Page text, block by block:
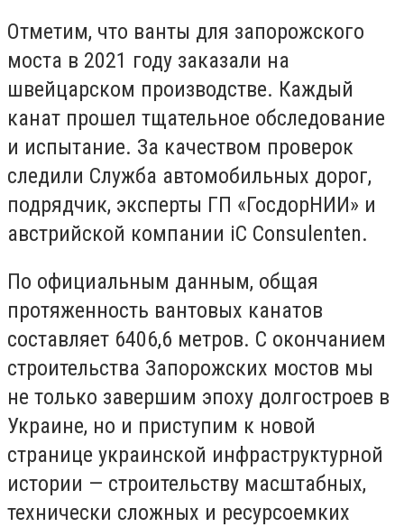
Отметим, что ванты для запорожского
моста в 2021 году заказали на
швейцарском производстве. Каждый
канат прошел тщательное обследование
и испытание. За качеством проверок
следили Служба автомобильных дорог,
подрядчик, эксперты ГП «ГосдорНИИ» и
австрийской компании iC Consulenten.
По официальным данным, общая
протяженность вантовых канатов
составляет 6406,6 метров. С окончанием
строительства Запорожских мостов мы
не только завершим эпоху долгостроев в
Украине, но и приступим к новой
странице украинской инфраструктурной
истории — строительству масштабных,
технически сложных и ресурсоемких